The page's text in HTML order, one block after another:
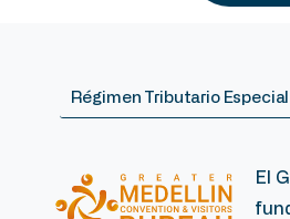
Régimen Tributario Especial
El